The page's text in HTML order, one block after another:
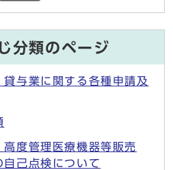
分類のページ
貸与業に関する各種申請及
度管理医療機器等販売
己点検について